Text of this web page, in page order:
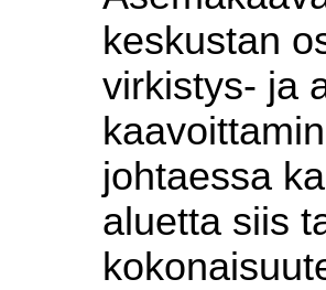
keskustan
virkistys- ja
johtaessa
aluetta siis